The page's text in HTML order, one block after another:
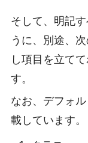
そして、明記
うに、別途、
し項目を立て
す。
なお、デフォ
載しています。